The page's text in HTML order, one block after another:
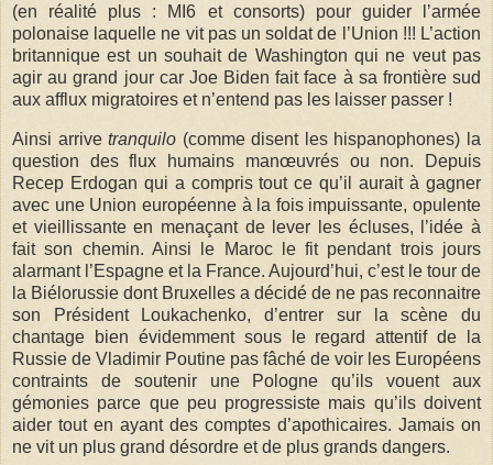
(en réalité plus : MI6 et consorts) pour guider l’armée
polonaise laquelle ne vit pas un soldat de l’Union !!! L’action
britannique est un souhait de Washington qui ne veut pas
agir au grand jour car Joe Biden fait face à sa frontière sud
aux afflux migratoires et n’entend pas les laisser passer !
Ainsi arrivetranquilo (comme disent les hispanophones) la
question des flux humains manœuvrés ou non. Depuis
Recep Erdogan qui a compris tout ce qu’il aurait à gagner
avec une Union européenne à la fois impuissante, opulente
et vieillissante en menaçant de lever les écluses, l’idée à
fait son chemin. Ainsi le Maroc le fit pendant trois jours
alarmant l’Espagne et la France. Aujourd’hui, c’est le tour de
la Biélorussie dont Bruxelles a décidé de ne pas reconnaitre
son Président Loukachenko, d’entrer sur la scène du
chantage bien évidemment sous le regard attentif de la
Russie de Vladimir Poutine pas fâché de voir les Européens
contraints de soutenir une Pologne qu’ils vouent aux
gémonies parce que peu progressiste mais qu’ils doivent
aider tout en ayant des comptes d’apothicaires. Jamais on
ne vit un plus grand désordre et de plus grands dangers.